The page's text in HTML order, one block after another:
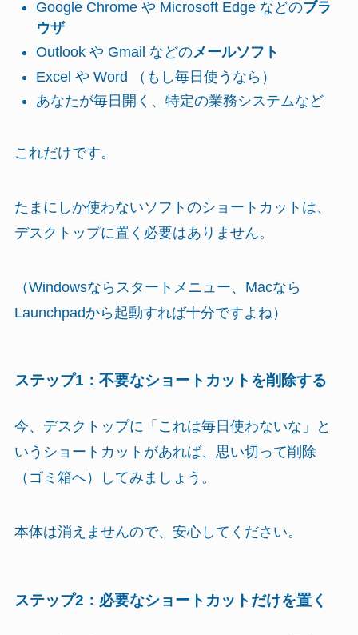
Google Chrome や Microsoft Edge などのブラ
ウザ
Outlook や Gmail などのメールソフト
Excel や Word （もし毎日使うなら）
あなたが毎日開く、特定の業務システムなど
これだけです。
たまにしか使わないソフトのショートカットは、
デスクトップに置く必要はありません。
（Windowsならスタートメニュー、Macなら
Launchpadから起動すれば十分ですよね）
ステップ1：不要なショートカットを削除する
今、デスクトップに「これは毎日使わないな」と
いうショートカットがあれば、思い切って削除
（ゴミ箱へ）してみましょう。
本体は消えませんので、安心してください。
ステップ2：必要なショートカットだけを置く